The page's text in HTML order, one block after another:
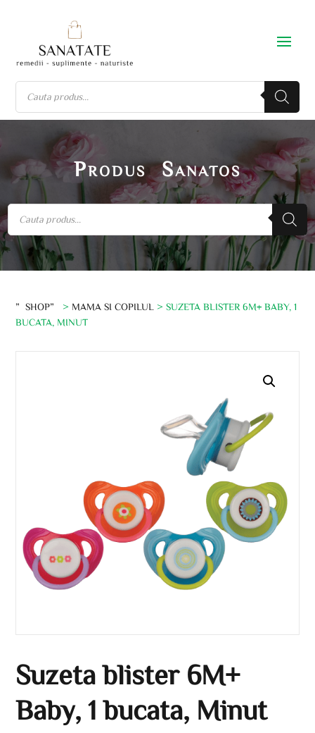
Produs Sanatos
”SHOP” > MAMA SI COPILUL
> SUZETA BLISTER 6M+ BABY, 1
BUCATA, MINUT
Suzeta blister 6M+
Baby, 1 bucata, Minut